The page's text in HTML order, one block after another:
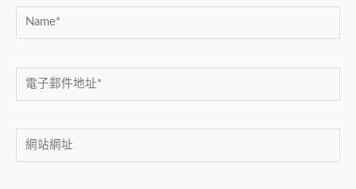
Name*
電
子
件
地
網
站